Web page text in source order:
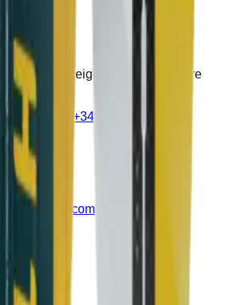
di Eleveight come distributore
+34 678 67 51 70